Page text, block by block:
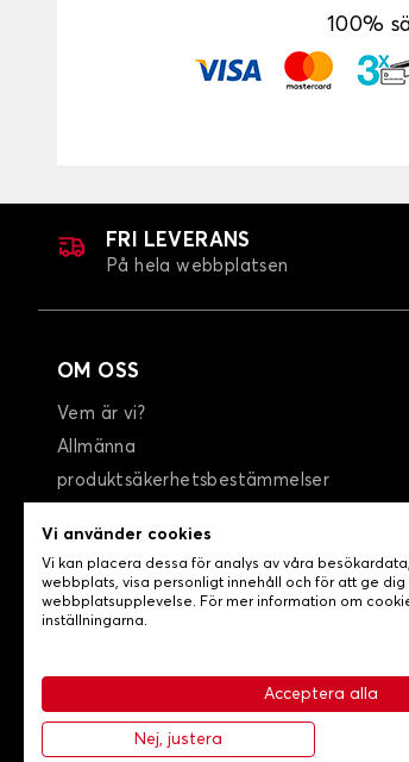
100%
FRI LEVERANS
På hela webbplatsen
OM OSS
Vem är vi?
Allmänna
produktsäkerhetsbestämmelser
Kontakta oss
© Copyright 2026 Lovecar
Vi använder cookies
Vi kan placera dessa för analys av våra
webbplats, visa personligt innehåll och för att ge dig
webbplatsupplevelse. För mer information om
inställningarna.
Acceptera alla
Nej, justera